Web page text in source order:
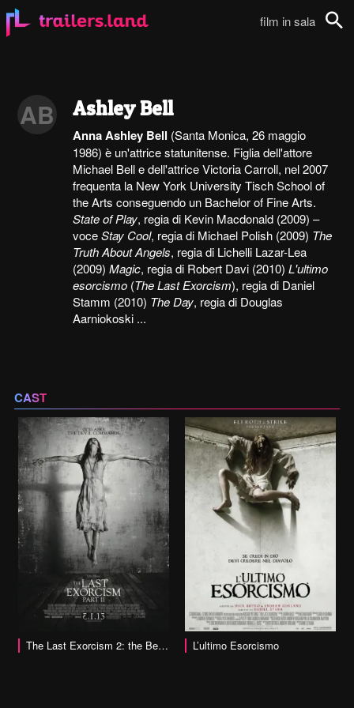
film in sala
AB Ashley Bell
Anna Ashley Bell (Santa Monica, 26 maggio
1986) è un'attrice statunitense. Figlia dell'attore
Michael Bell e dell'attrice Victoria Carroll, nel 2007
frequenta la New York University Tisch School of
the Arts conseguendo un Bachelor of Fine Arts.
State of Play, regia di Kevin Macdonald (2009) –
voceStay Cool, regia di Michael Polish (2009) The
Truth About Angels, regia di Lichelli Lazar-Lea
(2009)Magic, regia di Robert Davi (2010)L'ultimo
esorcismo (The Last Exorcism), regia di Daniel
Stamm (2010) The Day, regia di Douglas
Aarniokoski ...
CAST
The Last Exorcism 2: the Beginning of The End
vai alla scheda L’ultimo Esorcismo